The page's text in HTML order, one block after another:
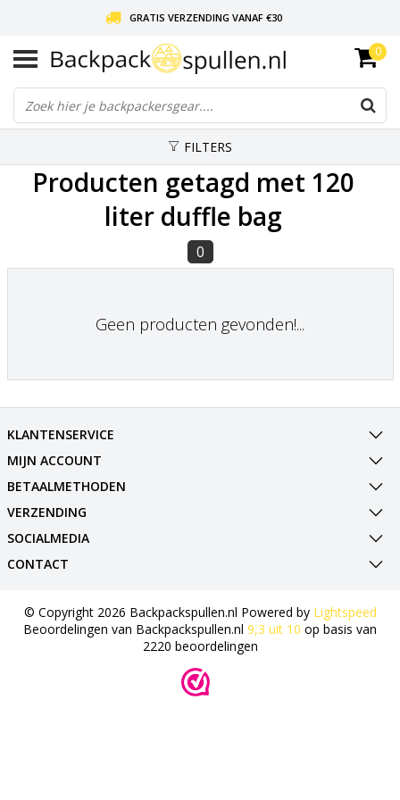
GRATIS VERZENDING VANAF €30
LIEFDE VOOR BACKPACKEN!
30 DAGEN GRATIS RETOUR
0
FILTERS
Producten getagd met 120
liter duffle bag
0
Geen producten gevonden!...
KLANTENSERVICE
MIJN ACCOUNT
BETAALMETHODEN
VERZENDING
SOCIALMEDIA
CONTACT
© Copyright 2026 Backpackspullen.nl Powered by Lightspeed
Beoordelingen van Backpackspullen.nl 9,3 uit 10 op basis van
2220 beoordelingen